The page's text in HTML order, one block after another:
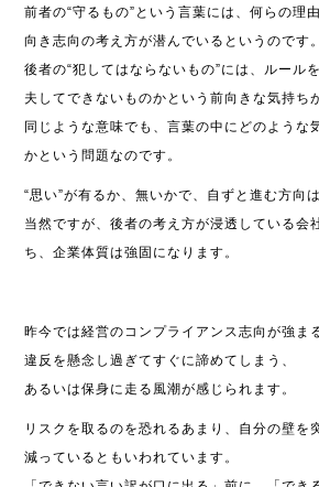
前者の“守るもの”という言葉には、何らの理
向き志向の考え方が潜んでいるというのです。
後者の“犯してはならないもの”には、ルール
夫してできないものかという前向きな気持ち
同じような意味でも、言葉の中にどのような
かという問題なのです。
“思い”が有るか、無いかで、自ずと進む方向
当然ですが、後者の考え方が浸透している会
ち、企業体質は強固になります。
昨今では経営のコンプライアンス志向が強ま
違反を懸念し過ぎてすぐに諦めてしまう、
あるいは保身に走る風潮が感じられます。
リスクを取るのを恐れるあまり、自分の壁を
減っているともいわれています。